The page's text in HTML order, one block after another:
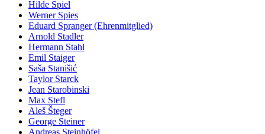
Hilde Spiel
Werner Spies
Eduard Spranger (Ehrenmitglied)
Arnold Stadler
Hermann Stahl
Emil Staiger
Saša Stanišić
Taylor Starck
Jean Starobinski
Max Stefl
Aleš Šteger
George Steiner
Andreas Steinhöfel